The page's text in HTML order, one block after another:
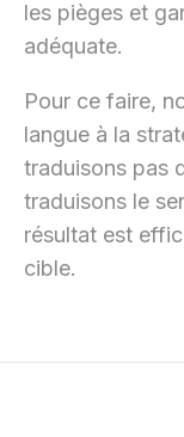
les pièges et
adéquate.
Pour ce faire,
langue à la
traduisons pas
traduisons le
résultat est
cible.